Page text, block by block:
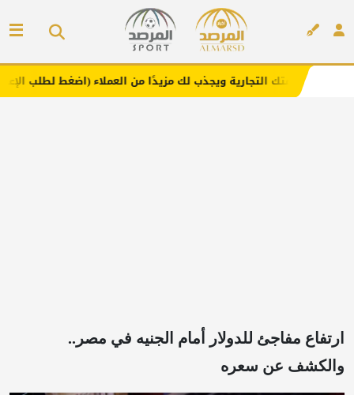
ويجذب لك مزيدًا من العملاء (اضغط لطلب الإعلان)
ارتفاع مفاجئ للدولار أمام الجنيه في مصر..
والكشف عن سعره